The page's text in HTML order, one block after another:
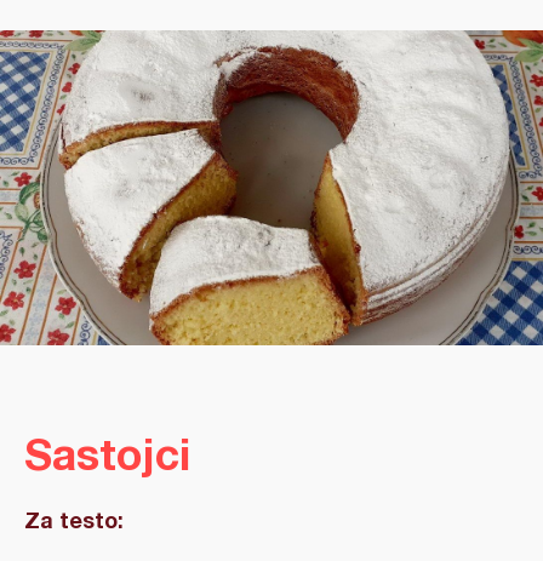
Sastojci
Za testo: